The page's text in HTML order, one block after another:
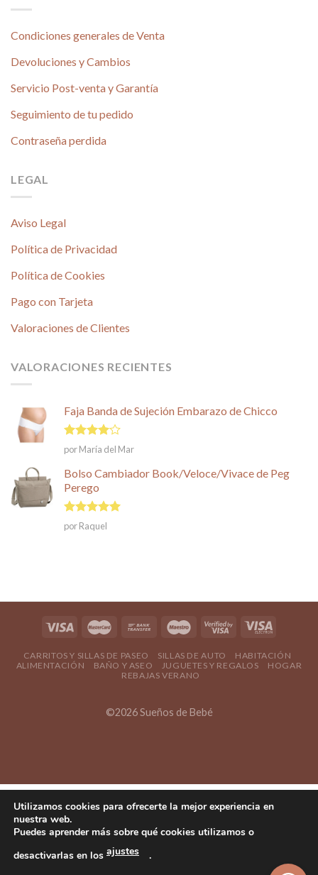
Condiciones generales de Venta
Devoluciones y Cambios
Servicio Post-venta y Garantía
Seguimiento de tu pedido
Contraseña perdida
LEGAL
Aviso Legal
Política de Privacidad
Política de Cookies
Pago con Tarjeta
Valoraciones de Clientes
VALORACIONES RECIENTES
Faja Banda de Sujeción Embarazo de Chicco
Valorado
en
5
por María del Mar
Bolso Cambiador Book/Veloce/Vivace de Peg
Perego
Valorado en
5
de 5
por Raquel
CARRITOS Y SILLAS DE PASEO SILLAS DE AUTO
HABITACIÓN
ALIMENTACIÓN
BAÑO Y ASEO JUGUETES Y REGALOS
HOGAR
REBAJAS VERANO
©2026 Sueños de Bebé
Utilizamos cookies para ofrecerte la mejor experiencia en
nuestra web.
Puedes aprender más sobre qué cookies utilizamos o
desactivarlas en los ajustes .